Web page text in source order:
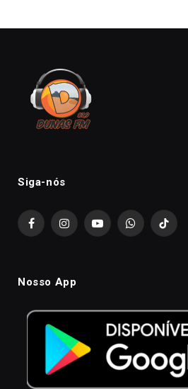
Siga-nós
FacebookInstagramYouTubeWhatsAppTikTok
Nosso App